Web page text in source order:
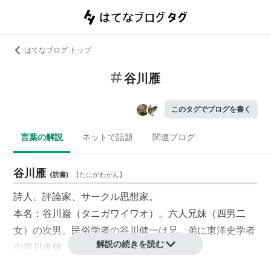
はてなブログ トップ
谷川雁
このタグでブログを書く
言葉の解説 ネットで話題 関連ブログ
谷川雁 (読書) 【たにがわがん】
詩人、評論家、サークル思想家。
本名：谷川巌（タニガワイワオ）。六人兄妹（四男二
女）の次男。民俗学者の谷川健一は兄。弟に東洋史学者
の谷川道雄、編集者の吉田公彦がいる。
解説の続きを読む